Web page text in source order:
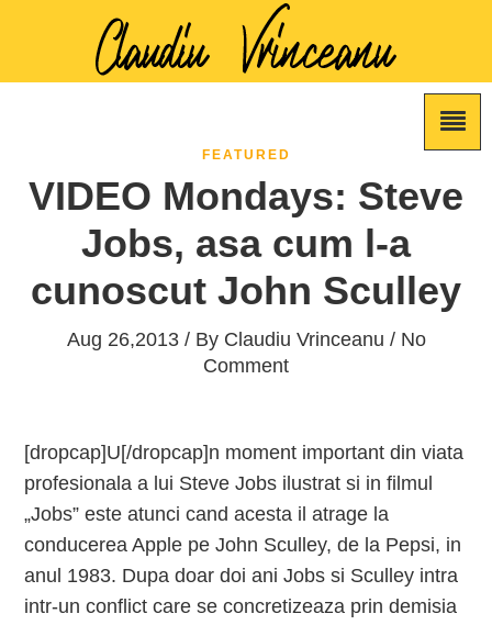
FEATURED
VIDEO Mondays: Steve
Jobs, asa cum l-a
cunoscut John Sculley
Aug 26,2013 / By Claudiu Vrinceanu / No
Comment
[dropcap]U[/dropcap]n moment important din viata
profesionala a lui Steve Jobs ilustrat si in filmul
„Jobs” este atunci cand acesta il atrage la
conducerea Apple pe John Sculley, de la Pepsi, in
anul 1983. Dupa doar doi ani Jobs si Sculley intra
intr-un conflict care se concretizeaza prin demisia